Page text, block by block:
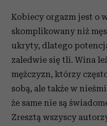
Kobiecy orgazm jest o
skomplikowany niż
ukryty, dlatego
zaledwie się tli. Wina
mężczyzn, którzy
sobą, ale także w
że same nie są
Zresztą wszyscy